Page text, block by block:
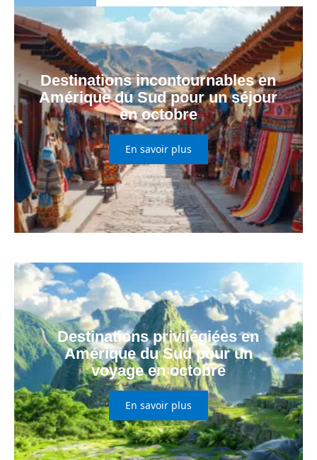
Destinations incontournables en
Amérique du Sud pour un séjour
en octobre
En savoir plus
Destinations privilégiées en
Amérique du Sud pour un
voyage en octobre
En savoir plus